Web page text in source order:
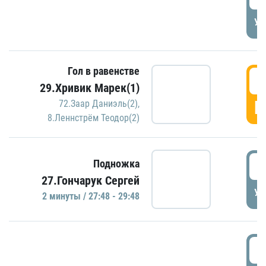
Гол в равенстве
29.Хривик Марек(1)
72.Заар Даниэль(2),
8.Леннстрём Теодор(2)
Подножка
27.Гончарук Сергей
2 минуты / 27:48 - 29:48